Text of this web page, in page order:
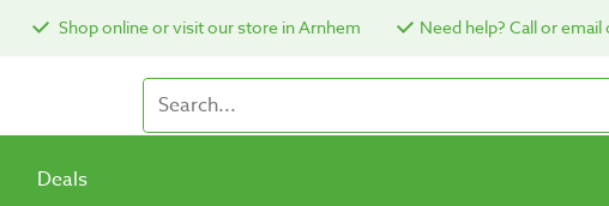
Shop online or visit our store in Arnhem Need help? Call or
Deals